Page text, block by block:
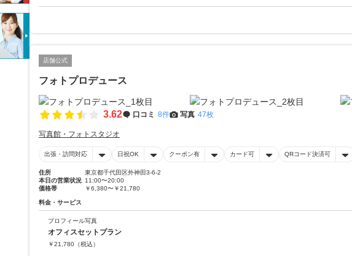
店舗公式
フォトプロデュース
3.62 口コミ 8件 写真 47枚
写真館・フォトスタジオ
出張・訪問対応 日祝OK クーポン有 カード可 QRコード決済可
住所
東京都千代田区外神田3-6-2
本日の営業状況 11:00〜20:00
価格帯
￥6,380〜￥21,780
料金・サービス
プロフィール写真
オフィスセットプラン
￥21,780 （税込）